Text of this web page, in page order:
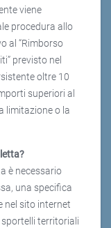
viene
procedura allo
al “Rimborso
previsto nel
oltre 10
superiori al
limitazione o la
è necessario
una specifica
nel sito internet
territoriali